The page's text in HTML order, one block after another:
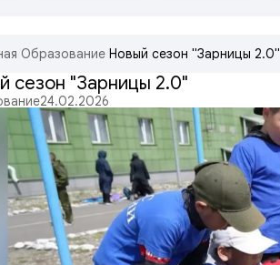
Образование Новый сезон "Зарницы 2.0"
сезон "Зарницы 2.0"
24.02.2026